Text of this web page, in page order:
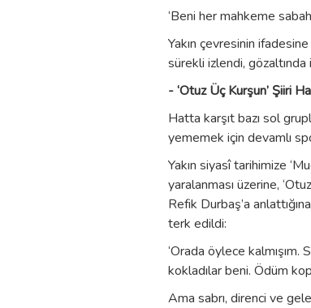
‘Beni her mahkeme
Yakın çevresinin
sürekli izlendi,
- ‘Otuz Üç Kurşun’ Şiiri
Hatta karşıt bazı sol
yememek için devamlı
Yakın siyasî tarihimize
yaralanması üzerine,
Refik Durbaş’a
terk edildi:
‘Orada öylece
kokladılar beni. Ödüm
Ama sabrı, direnci ve